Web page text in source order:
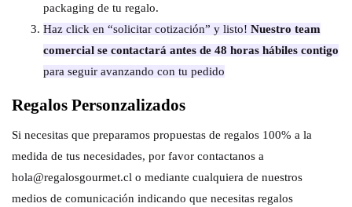
packaging de tu regalo.
Haz click en “solicitar cotización” y listo! Nuestro team
comercial se contactará antes de 48 horas hábiles contigo
para seguir avanzando con tu pedido
Regalos Personzalizados
Si necesitas que preparamos propuestas de regalos 100% a la
medida de tus necesidades, por favor contactanos a
hola@regalosgourmet.cl o mediante cualquiera de nuestros
medios de comunicación indicando que necesitas regalos